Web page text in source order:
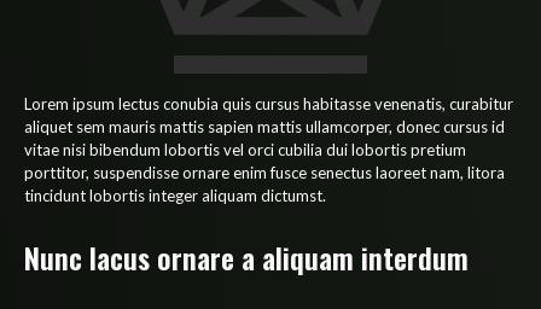
Lorem ipsum lectus conubia quis cursus habitasse venenatis, curabitur
aliquet sem mauris mattis sapien mattis ullamcorper, donec cursus id
vitae nisi bibendum lobortis vel orci cubilia dui lobortis pretium
porttitor, suspendisse ornare enim fusce senectus laoreet nam, litora
tincidunt lobortis integer aliquam dictumst.
Nunc lacus ornare a aliquam interdum